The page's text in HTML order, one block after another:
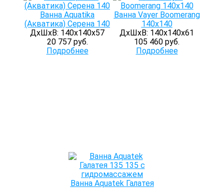
Ванна Aquatika
(Акватика) Серена 140
ДхШхВ: 140х140х57
20 757 руб.
Подробнее
Ванна Vayer Boomerang
140x140
ДхШхВ: 140х140х61
105 460 руб.
Подробнее
Ванна Aquatek Галатея